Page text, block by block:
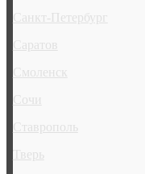
Санкт-Петербург
Саратов
Смоленск
Сочи
Ставрополь
Тверь